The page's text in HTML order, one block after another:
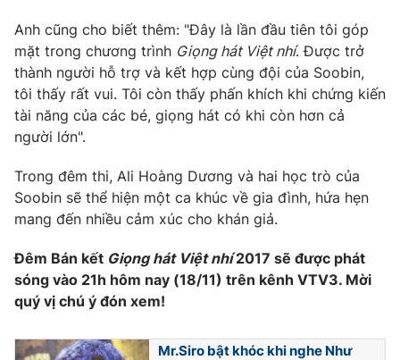
Anh cũng cho biết thêm: "Đây là lần đầu tiên tôi góp
mặt trong chương trình Giọng hát Việt nhí. Được trở
thành người hỗ trợ và kết hợp cùng đội của Soobin,
tôi thấy rất vui. Tôi còn thấy phấn khích khi chứng kiến
tài năng của các bé, giọng hát có khi còn hơn cả
người lớn".
Trong đêm thi, Ali Hoàng Dương và hai học trò của
Soobin sẽ thể hiện một ca khúc về gia đình, hứa hẹn
mang đến nhiều cảm xúc cho khán giả.
Đêm Bán kết Giọng hát Việt nhí2017 sẽ được phát
sóng vào 21h hôm nay (18/11) trên kênh VTV3. Mời
quý vị chú ý đón xem!
Mr.Siro bật khóc khi nghe Như